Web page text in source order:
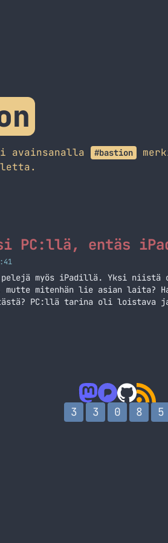
avainsanalla #bastion
PC:llä, entäs
myös iPadillä. Yksi niistä
mutte mitenhän lie asian
PC:llä tarina oli loistava ja
olla joululomaa varten oiva
3 3 0 8 5